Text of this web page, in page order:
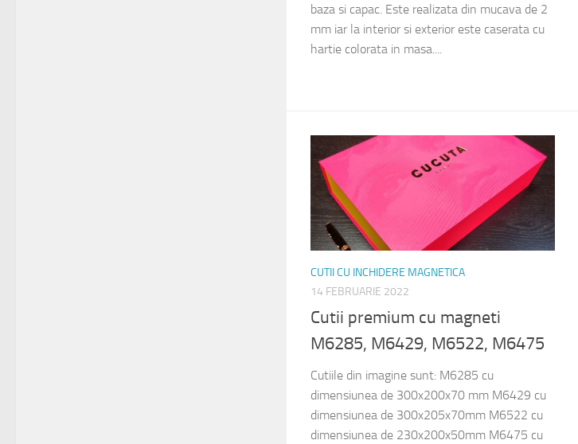
baza si capac. Este realizata din mucava de 2
mm iar la interior si exterior este caserata cu
hartie colorata in masa....
CUTII CU INCHIDERE MAGNETICA
14 FEBRUARIE 2022
Cutii premium cu magneti
M6285, M6429, M6522, M6475
Cutiile din imagine sunt: M6285 cu
dimensiunea de 300x200x70 mm M6429 cu
dimensiunea de 300x205x70mm M6522 cu
dimensiunea de 230x200x50mm M6475 cu